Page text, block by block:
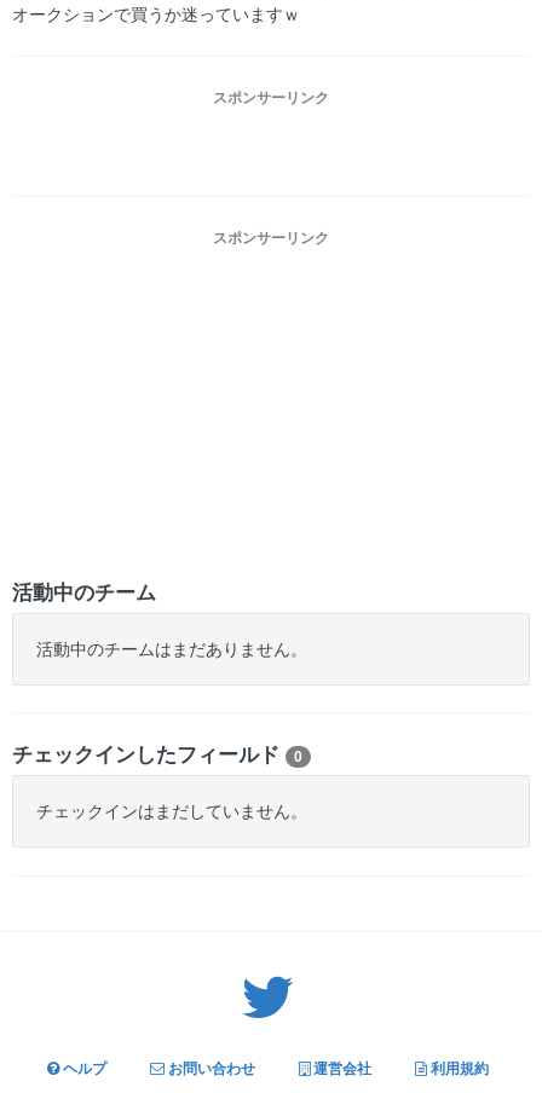
オークションで買うか迷っていますｗ
スポンサーリンク
スポンサーリンク
活動中のチーム
活動中のチームはまだありません。
チェックインしたフィールド 0
チェックインはまだしていません。
ヘルプ お問い合わせ 運営会社 利用規約